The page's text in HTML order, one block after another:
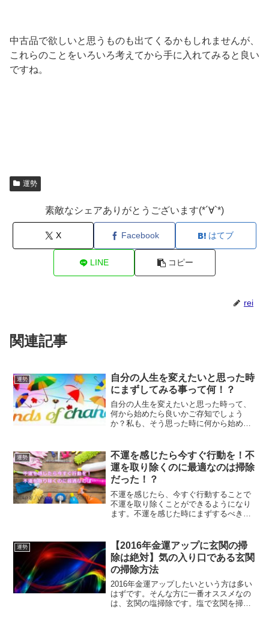
中古品で欲しいと思うものも出てくるかもしれませんが、
これらのことをいろいろ考えてから手に入れてみると良い
ですね。
運勢
素敵なシェアありがとうございます(*´∀`*)
X Facebook はてブ
LINE コピー
rei
関連記事
運勢
自分の人生を変えたいと思った時
にまずしてみる事って何！？
自分の人生を変えたいと思った時って、
何から始めたら良いかご存知でしょう
か？私も、そう思った時に何から始めれ
で、ゴールを決める事が最重要になって
きます。人生を変えたいなら、覚悟を決
める事です。
運勢
不運を感じたら今すぐ行動を！不
運を取り除くのに最適なのは掃除
だった！？
不運を感じたら、今すぐ行動することで
不運を取り除くことができるようになり
ます。不運を感じた時にまずするべきこ
じた時の掃除方法についてご紹介しま
す。
運勢
【2016年金運アップに玄関の掃
除は絶対】気の入り口である玄関
の掃除方法
2016年金運アップしたいという方は多い
はずです。そんな方に一番オススメなの
は、玄関の塩掃除です。塩で玄関を掃除